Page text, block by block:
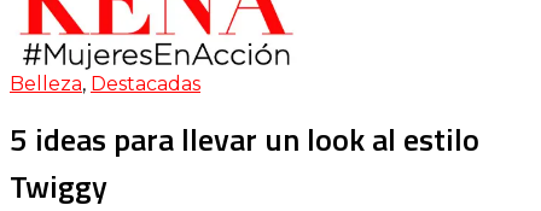
Belleza, Destacadas
5 ideas para llevar un look al estilo
Twiggy